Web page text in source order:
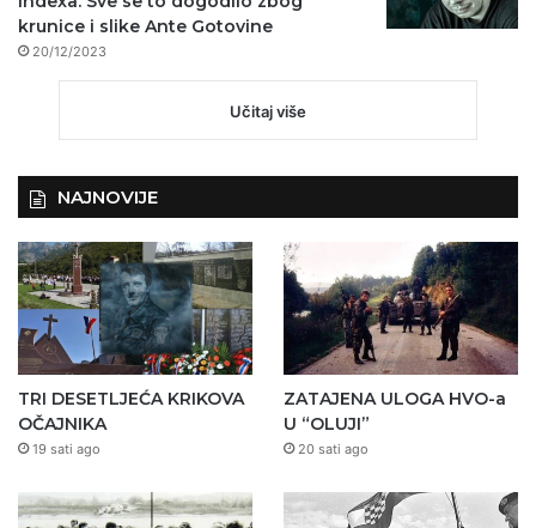
krunice i slike Ante Gotovine
20/12/2023
Učitaj više
NAJNOVIJE
TRI DESETLJEĆA KRIKOVA
OČAJNIKA
19 sati ago
ZATAJENA ULOGA HVO-a
U “OLUJI”
20 sati ago